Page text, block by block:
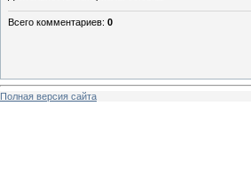
Всего комментариев: 0
Полная версия сайта